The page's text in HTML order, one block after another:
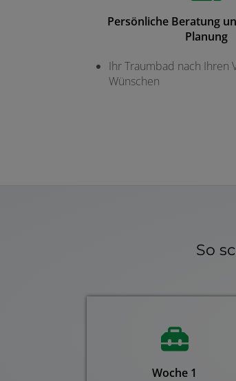
Persönliche Beratung
Planung
Ihr Traumbad nach Ihren
Wünschen
So
Woche 1